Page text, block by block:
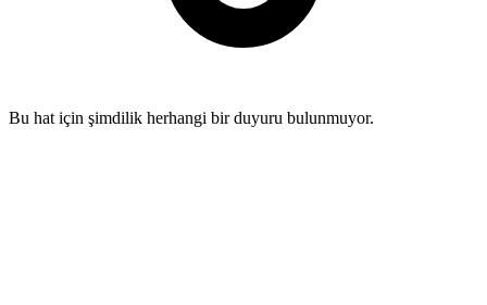
Bu hat için şimdilik herhangi bir duyuru bulunmuyor.